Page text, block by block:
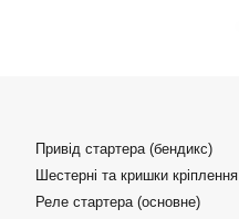
Привід стартера (бендикс)
Шестерні та кришки кріплення
Реле стартера (основне)